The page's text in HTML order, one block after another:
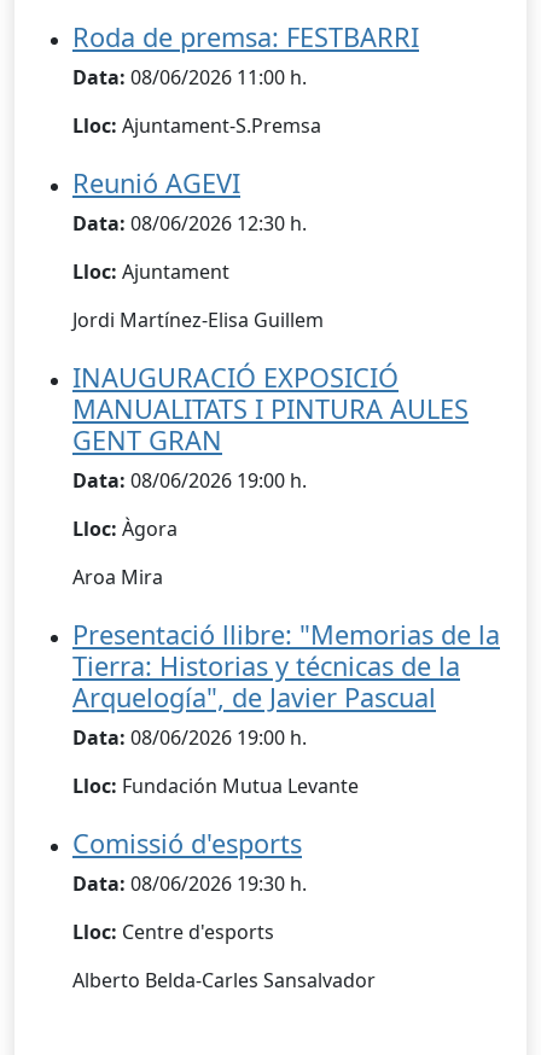
Roda de premsa: FESTBARRI
Data: 08/06/2026 11:00 h.
Lloc: Ajuntament-S.Premsa
Reunió AGEVI
Data: 08/06/2026 12:30 h.
Lloc: Ajuntament
Jordi Martínez-Elisa Guillem
INAUGURACIÓ EXPOSICIÓ
MANUALITATS I PINTURA AULES
GENT GRAN
Data: 08/06/2026 19:00 h.
Lloc: Àgora
Aroa Mira
Presentació llibre: "Memorias de la
Tierra: Historias y técnicas de la
Arquelogía", de Javier Pascual
Data: 08/06/2026 19:00 h.
Lloc: Fundación Mutua Levante
Comissió d'esports
Data: 08/06/2026 19:30 h.
Lloc: Centre d'esports
Alberto Belda-Carles Sansalvador